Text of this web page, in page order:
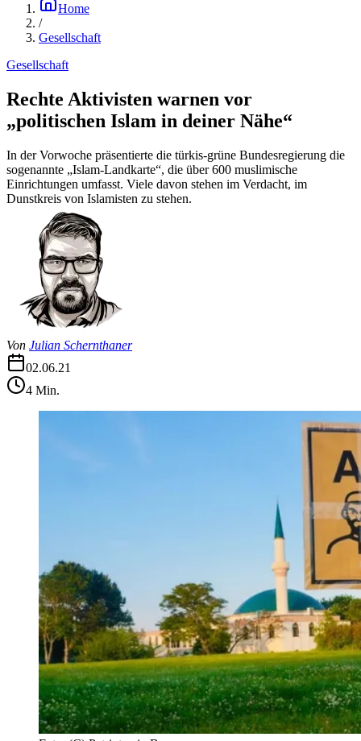
Home
/
Gesellschaft
Gesellschaft
Rechte Aktivisten warnen vor
„politischen Islam in deiner Nähe“
In der Vorwoche präsentierte die türkis-grüne Bundesregierung die
sogenannte „Islam-Landkarte“, die über 600 muslimische
Einrichtungen umfasst. Viele davon stehen im Verdacht, im
Dunstkreis von Islamisten zu stehen.
Von Julian Schernthaner
02.06.21
4 Min.